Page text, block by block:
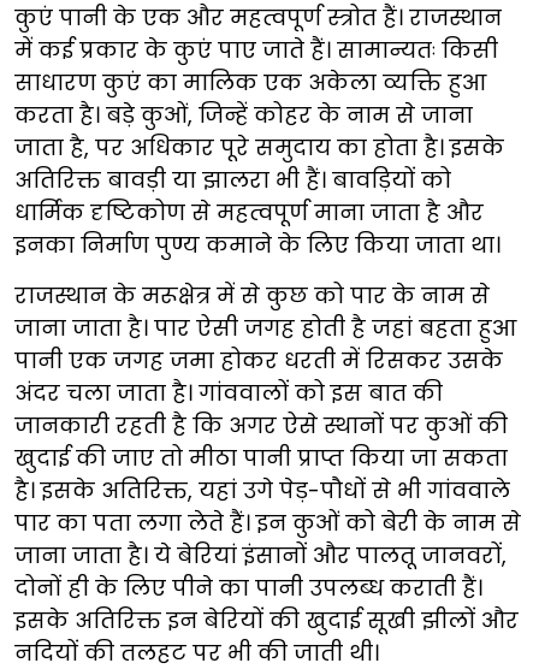
कुएं पानी के एक और महत्वपूर्ण स्त्रोत हैं। राजस्थान
में कई प्रकार के कुएं पाए जाते हैं। सामान्यतः किसी
साधारण कुएं का मालिक एक अकेला व्यक्ति हुआ
करता है। बड़े कुओं, जिन्हें कोहर के नाम से जाना
जाता है, पर अधिकार पूरे समुदाय का होता है। इसके
अतिरिक्त बावड़ी या झालरा भी हैं। बावड़ियों को
धार्मिक दृष्टिकोण से महत्वपूर्ण माना जाता है और
इनका निर्माण पुण्य कमाने के लिए किया जाता था।
राजस्थान के मरूक्षेत्र में से कुछ को पार के नाम से
जाना जाता है। पार ऐसी जगह होती है जहां बहता हुआ
पानी एक जगह जमा होकर धरती में रिसकर उसके
अंदर चला जाता है। गांववालों को इस बात की
जानकारी रहती है कि अगर ऐसे स्थानों पर कुओं की
खुदाई की जाए तो मीठा पानी प्राप्त किया जा सकता
है। इसके अतिरिक्त, यहां उगे पेड़-पौधों से भी गांववाले
पार का पता लगा लेते हैं। इन कुओं को बेरी के नाम से
जाना जाता है। ये बेरियां इंसानों और पालतू जानवरों,
दोनों ही के लिए पीने का पानी उपलब्ध कराती हैं।
इसके अतिरिक्त इन बेरियों की खुदाई सूखी झीलों और
नदियों की तलहट पर भी की जाती थी।